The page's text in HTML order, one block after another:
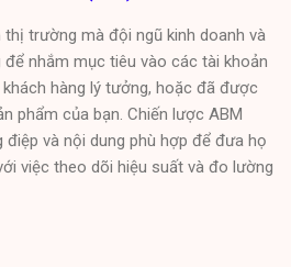
trường mà đội ngũ kinh doanh và
nhắm mục tiêu vào các tài khoản
hàng lý tưởng, hoặc đã được
phẩm của bạn. Chiến lược ABM
và nội dung phù hợp để đưa họ
việc theo dõi hiệu suất và đo lường